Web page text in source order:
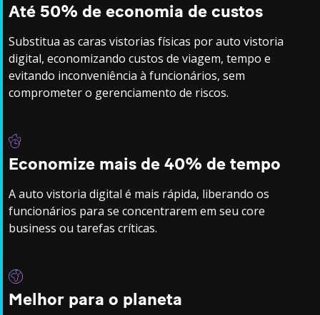
Até 50% de economia de custos
Substitua as caras vistorias físicas por auto vistoria
digital, economizando custos de viagem, tempo e
evitando inconveniência à funcionários, sem
comprometer o gerenciamento de riscos.
Economize mais de 40% de tempo
A auto vistoria digital é mais rápida, liberando os
funcionários para se concentrarem em seu core
business ou tarefas críticas.
Melhor para o planeta